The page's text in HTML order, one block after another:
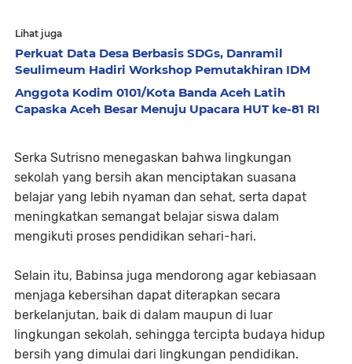
Lihat juga
Perkuat Data Desa Berbasis SDGs, Danramil
Seulimeum Hadiri Workshop Pemutakhiran IDM
Anggota Kodim 0101/Kota Banda Aceh Latih
Capaska Aceh Besar Menuju Upacara HUT ke-81 RI
Serka Sutrisno menegaskan bahwa lingkungan
sekolah yang bersih akan menciptakan suasana
belajar yang lebih nyaman dan sehat, serta dapat
meningkatkan semangat belajar siswa dalam
mengikuti proses pendidikan sehari-hari.
Selain itu, Babinsa juga mendorong agar kebiasaan
menjaga kebersihan dapat diterapkan secara
berkelanjutan, baik di dalam maupun di luar
lingkungan sekolah, sehingga tercipta budaya hidup
bersih yang dimulai dari lingkungan pendidikan.